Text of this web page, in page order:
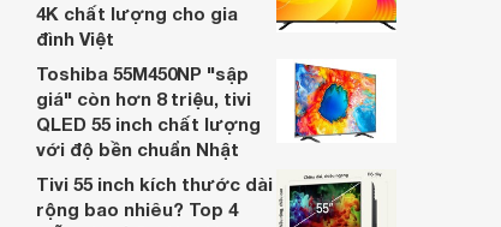
LG 4K 65
đ
Smart Tivi LG OLED evo 4K 48
inch 48C4PSA
Giá từ 11.100.000 đ
4K chất lượng cho gia
đình Việt
Toshiba 55M450NP "sập
giá" còn hơn 8 triệu, tivi
QLED 55 inch chất lượng
với độ bền chuẩn Nhật
Tivi 55 inch kích thước dài
rộng bao nhiêu? Top 4